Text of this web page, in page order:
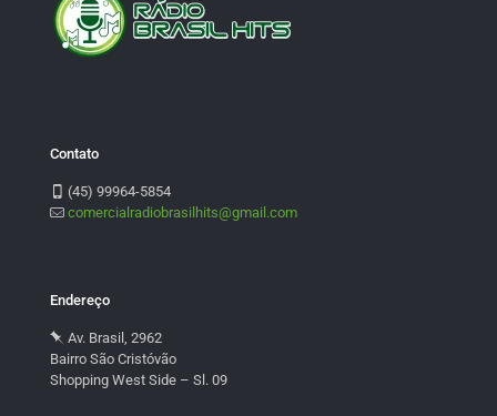
Contato
(45) 99964-5854
comercialradiobrasilhits@gmail.com
Endereço
Av. Brasil, 2962
Bairro São Cristóvão
Shopping West Side – Sl. 09